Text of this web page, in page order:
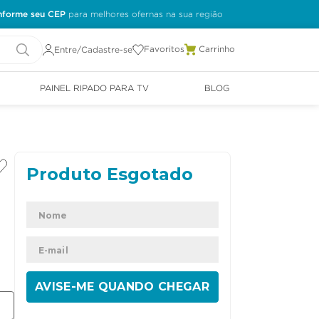
seu CEP
Entre/Cadastre-se Favoritos
PAINEL RIPADO PARA TV BLOG
ENVIAR